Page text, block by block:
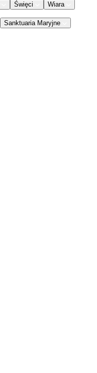
Święci Wiara
Sanktuaria Maryjne